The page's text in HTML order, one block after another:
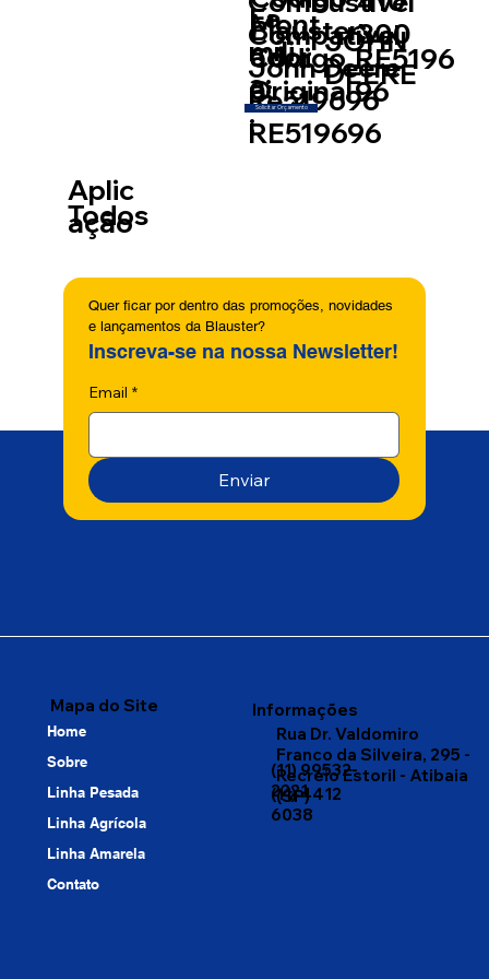
Aplic
ação
Todos
Blauster:
Mont
ador
a:
Fa
míli
a:
300
RE5196
96
JOHN
DEERE
Código
Original
:
Compatível
John Deere
Re519696
RE519696
Solicitar Orçamento
Quer ficar por dentro das promoções, novidades
e lançamentos da Blauster?
Inscreva-se na nossa Newsletter!
Email *
Enviar
Informações
Rua Dr. Valdomiro
Franco da Silveira, 295 -
Recreio Estoril - Atibaia
(SP)
(11) 99532-
2221
(11) 4412
6038
Mapa do Site
Home
Sobre
Linha Pesada
Linha Agrícola
Linha Amarela
Contato